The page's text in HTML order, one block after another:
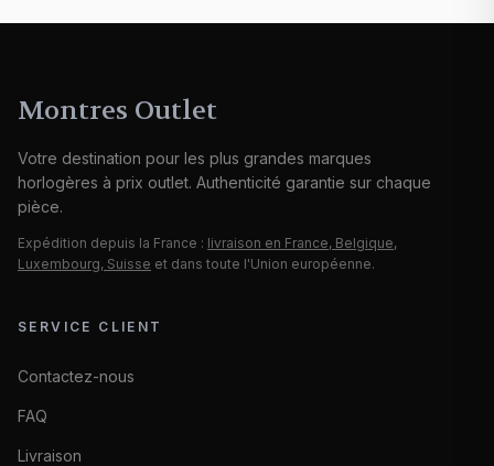
Montres Outlet
Votre destination pour les plus grandes marques
horlogères à prix outlet. Authenticité garantie sur chaque
pièce.
Expédition depuis la France : livraison en France, Belgique,
Luxembourg, Suisse et dans toute l'Union européenne.
SERVICE CLIENT
Contactez-nous
FAQ
Livraison